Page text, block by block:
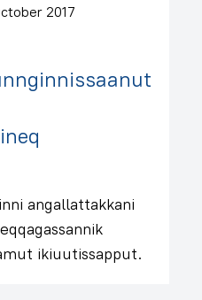
2017
angallattakkani
ikiuutissapput.